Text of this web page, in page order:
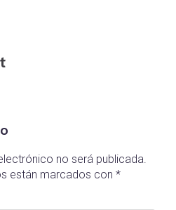
no será publicada.
están marcados con *